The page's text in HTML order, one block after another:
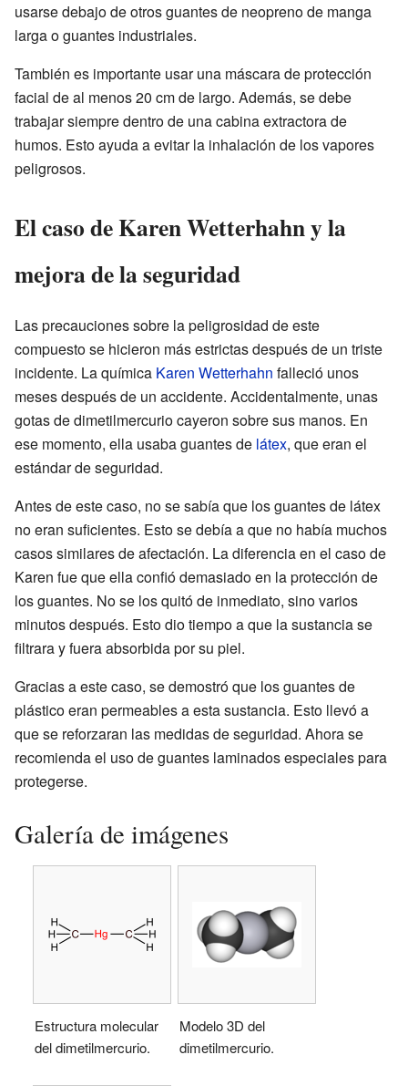
usarse debajo de otros guantes de neopreno de manga
larga o guantes industriales.
También es importante usar una máscara de protección
facial de al menos 20 cm de largo. Además, se debe
trabajar siempre dentro de una cabina extractora de
humos. Esto ayuda a evitar la inhalación de los vapores
peligrosos.
El caso de Karen Wetterhahn y la
mejora de la seguridad
Las precauciones sobre la peligrosidad de este
compuesto se hicieron más estrictas después de un triste
incidente. La química Karen Wetterhahn falleció unos
meses después de un accidente. Accidentalmente, unas
gotas de dimetilmercurio cayeron sobre sus manos. En
ese momento, ella usaba guantes de látex, que eran el
estándar de seguridad.
Antes de este caso, no se sabía que los guantes de látex
no eran suficientes. Esto se debía a que no había muchos
casos similares de afectación. La diferencia en el caso de
Karen fue que ella confió demasiado en la protección de
los guantes. No se los quitó de inmediato, sino varios
minutos después. Esto dio tiempo a que la sustancia se
filtrara y fuera absorbida por su piel.
Gracias a este caso, se demostró que los guantes de
plástico eran permeables a esta sustancia. Esto llevó a
que se reforzaran las medidas de seguridad. Ahora se
recomienda el uso de guantes laminados especiales para
protegerse.
Galería de imágenes
Estructura molecular
del dimetilmercurio.
Modelo 3D del
dimetilmercurio.